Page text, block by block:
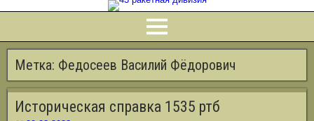
Метка: Федосеев Василий Фёдорович
Историческая справка 1535 ртб